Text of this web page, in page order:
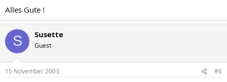
Alles Gute !
S Susette
Guest
15 November 2003 #6